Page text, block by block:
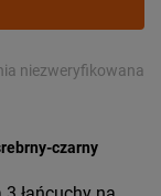
niezweryfikowana
czarny